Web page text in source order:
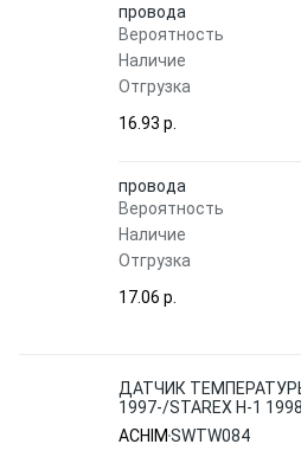
провода
Вероятность
Наличие
Отгрузка
16.93 p.
провода
Вероятность
Наличие
Отгрузка
17.06 p.
ДАТЧИК ТЕМПЕРАТУРЫ
1997-/STAREX H-1
SWTW084 ACHIM
ACHIM SWTW084